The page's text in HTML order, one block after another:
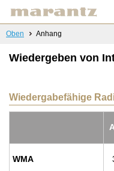
Oben Anhang
Wiedergeben von
Wiedergabefähige
WMA